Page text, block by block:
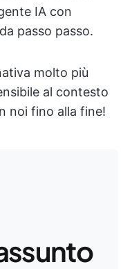
IA con
passo passo.
molto più
al contesto
noi fino alla fine!